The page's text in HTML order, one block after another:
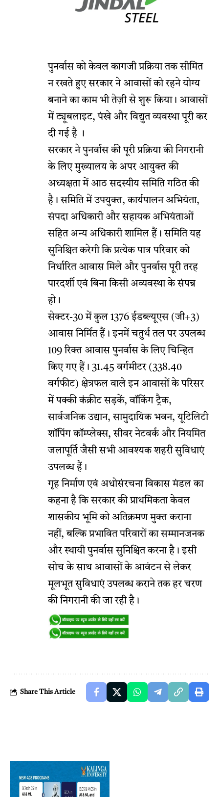
पुनर्वास को केवल कागजी प्रक्रिया तक सीमित
न रखते हुए सरकार ने आवासों को रहने योग्य
बनाने का काम भी तेज़ी से शुरू किया। आवासों
में ट्यूबलाइट, पंखे और विद्युत व्यवस्था पूरी कर
दी गई है ।
सरकार ने पुनर्वास की पूरी प्रक्रिया की निगरानी
के लिए मुख्यालय के अपर आयुक्त की
अध्यक्षता में आठ सदस्यीय समिति गठित की
है। समिति में उपयुक्त, कार्यपालन अभियंता,
संपदा अधिकारी और सहायक अभियंताओं
सहित अन्य अधिकारी शामिल हैं। समिति यह
सुनिश्चित करेगी कि प्रत्येक पात्र परिवार को
निर्धारित आवास मिले और पुनर्वास पूरी तरह
पारदर्शी एवं बिना किसी अव्यवस्था के संपन्न
हो।
सेक्टर-30 में कुल 1376 ईडब्ल्यूएस (जी+3)
आवास निर्मित हैं। इनमें चतुर्थ तल पर उपलब्ध
109 रिक्त आवास पुनर्वास के लिए चिन्हित
किए गए हैं। 31.45 वर्गमीटर (338.40
वर्गफीट) क्षेत्रफल वाले इन आवासों के परिसर
में पक्की कंक्रीट सड़कें, वॉकिंग ट्रैक,
सार्वजनिक उद्यान, सामुदायिक भवन, यूटिलिटी
शॉपिंग कॉम्प्लेक्स, सीवर नेटवर्क और नियमित
जलापूर्ति जैसी सभी आवश्यक शहरी सुविधाएं
उपलब्ध हैं।
गृह निर्माण एवं अधोसंरचना विकास मंडल का
कहना है कि सरकार की प्राथमिकता केवल
शासकीय भूमि को अतिक्रमण मुक्त कराना
नहीं, बल्कि प्रभावित परिवारों का सम्मानजनक
और स्थायी पुनर्वास सुनिश्चित करना है। इसी
सोच के साथ आवासों के आवंटन से लेकर
मूलभूत सुविधाएं उपलब्ध कराने तक हर चरण
की निगरानी की जा रही है।
Share This Article